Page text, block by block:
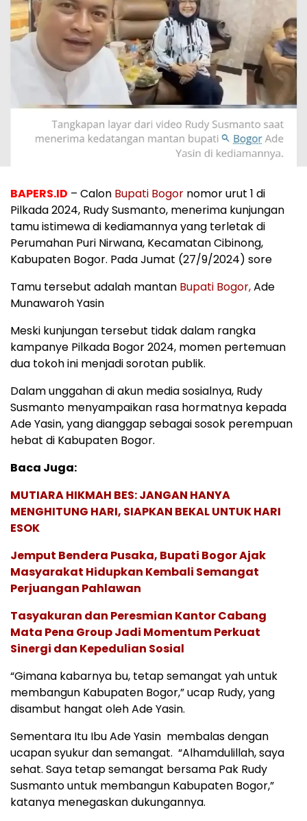
BAPERS.ID – Calon Bupati Bogor nomor urut 1 di
Pilkada 2024, Rudy Susmanto, menerima kunjungan
tamu istimewa di kediamannya yang terletak di
Perumahan Puri Nirwana, Kecamatan Cibinong,
Kabupaten Bogor. Pada Jumat (27/9/2024) sore
Tamu tersebut adalah mantan Bupati Bogor,Ade
Munawaroh Yasin
Meski kunjungan tersebut tidak dalam rangka
kampanye Pilkada Bogor 2024, momen pertemuan
dua tokoh ini menjadi sorotan publik.
Dalam unggahan di akun media sosialnya, Rudy
Susmanto menyampaikan rasa hormatnya kepada
Ade Yasin, yang dianggap sebagai sosok perempuan
hebat di Kabupaten Bogor.
Baca Juga:
MUTIARA HIKMAH BES: JANGAN HANYA
MENGHITUNG HARI, SIAPKAN BEKAL UNTUK HARI
ESOK
Jemput Bendera Pusaka, Bupati Bogor Ajak
Masyarakat Hidupkan Kembali Semangat
Perjuangan Pahlawan
Tasyakuran dan Peresmian Kantor Cabang
Mata Pena Group Jadi Momentum Perkuat
Sinergi dan Kepedulian Sosial
“Gimana kabarnya bu, tetap semangat yah untuk
membangun Kabupaten Bogor,” ucap Rudy, yang
disambut hangat oleh Ade Yasin.
Sementara Itu Ibu Ade Yasin membalas dengan
ucapan syukur dan semangat. “Alhamdulillah, saya
sehat. Saya tetap semangat bersama Pak Rudy
Susmanto untuk membangun Kabupaten Bogor,”
katanya menegaskan dukungannya.